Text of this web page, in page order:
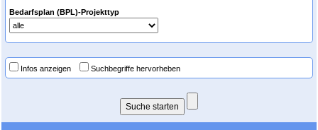
Bedarfsplan (BPL)-Projekttyp
Infos anzeigen Suchbegriffe hervorheben